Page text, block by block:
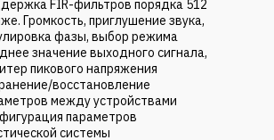
FIR-фильтров порядка 512
Громкость, приглушение звука,
фазы, выбор режима
значение выходного сигнала,
пикового напряжения
восстановление
между устройствами
параметров
системы